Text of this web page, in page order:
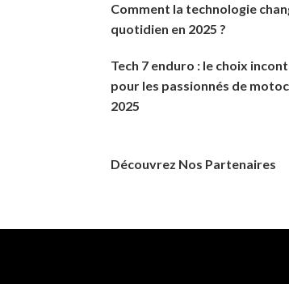
Comment la technologie
quotidien en 2025 ?
Tech 7 enduro : le choix
pour les passionnés de
2025
Découvrez Nos Partenaires